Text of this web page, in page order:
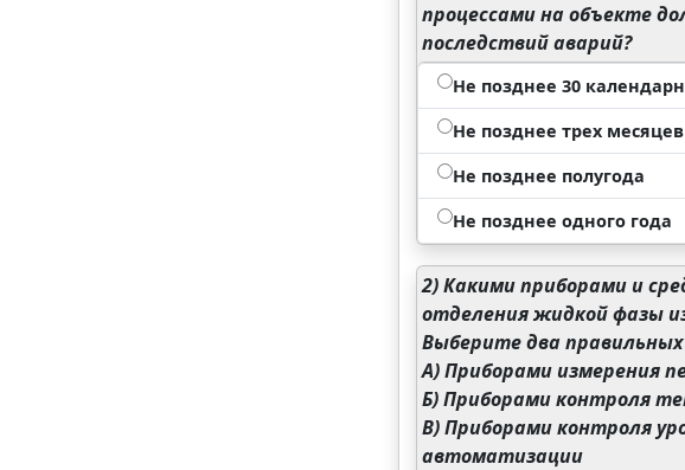
процессами на объекте
последствий аварий?
Не позднее 30
Не позднее трех месяцев
Не позднее полугода
Не позднее одного года
2)Какими приборами и
отделения жидкой фазы
Выберите два
А) Приборами измерения
Б) Приборами контроля
В) Приборами контроля
автоматизации